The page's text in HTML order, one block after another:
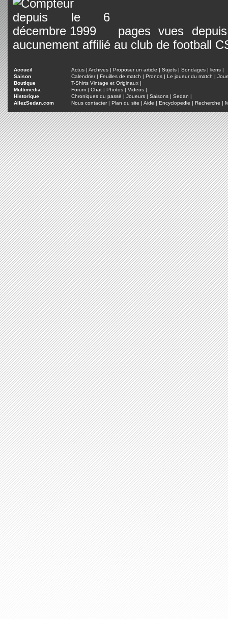
pages vues
aucunement affilié au club de football
Accueil Actus | Archives | Proposer un article | Sujets | Sondages | liens |
Saison
Calendrier| Feuilles de match | Pronos | Le joueur du match |
Boutique
T-Shirts Vintage et Originaux |
Multimedia
Forum | Chat | Photos | Videos |
Historique
Chroniques du passé | Joueurs | Saisons | Sedan |
AllezSedan.com
Nous contacter| Plan du site | Aide | Encyclopedie | Recherche |